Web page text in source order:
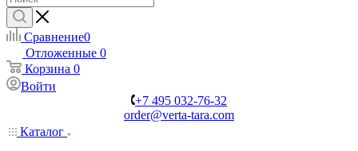
Сравнение0
Отложенные 0
Корзина 0
Войти
+7 495 032-76-32
order@verta-tara.com
Каталог